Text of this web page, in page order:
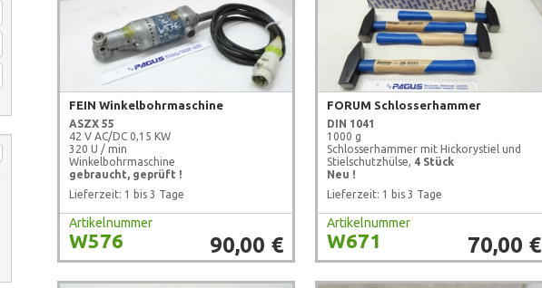
FEIN Winkelbohrmaschine
ASZX 55
42 V AC/DC 0,15 KW
320 U / min
Winkelbohrmaschine
gebraucht, geprüft !
Lieferzeit: 1 bis 3 Tage
Artikelnummer
W576 90,00 €
FORUM Schlosserhammer
DIN 1041
1000 g
Schlosserhammer mit Hickorystiel und
Stielschutzhülse, 4 Stück
Neu !
Lieferzeit: 1 bis 3 Tage
Artikelnummer
W671 70,00 €